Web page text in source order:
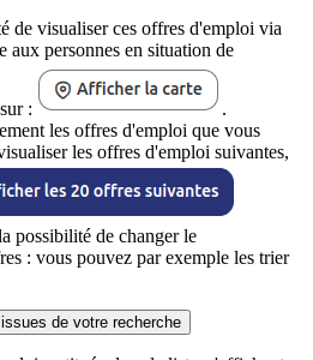
de visualiser ces offres d'emploi via
aux personnes en situation de
:
.
les offres d'emploi que vous
les offres d'emploi suivantes,
possibilité de changer le
: vous pouvez par exemple les trier
de votre recherche